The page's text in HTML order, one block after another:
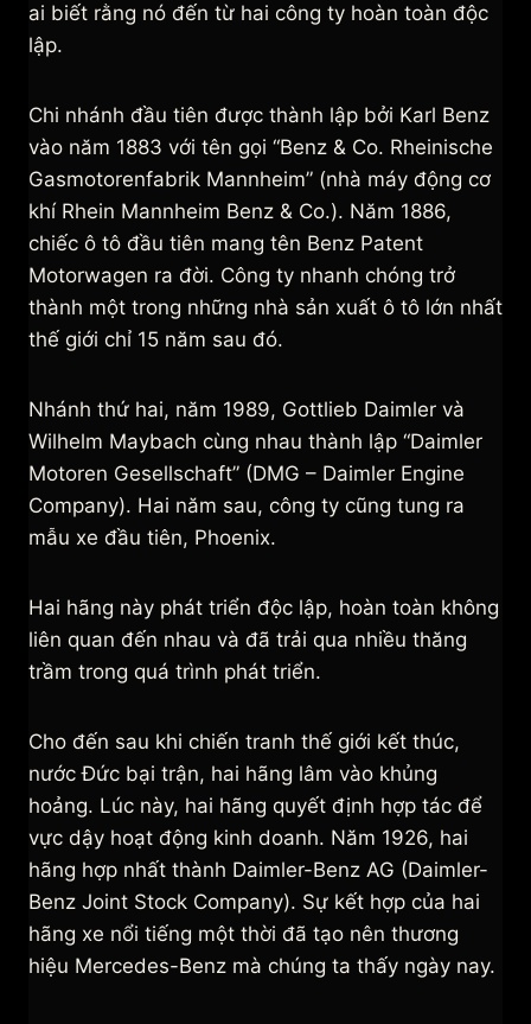
ai biết rằng nó đến từ hai công ty hoàn toàn độc
lập.
Chi nhánh đầu tiên được thành lập bởi Karl Benz
vào năm 1883 với tên gọi “Benz & Co. Rheinische
Gasmotorenfabrik Mannheim” (nhà máy động cơ
khí Rhein Mannheim Benz & Co.). Năm 1886,
chiếc ô tô đầu tiên mang tên Benz Patent
Motorwagen ra đời. Công ty nhanh chóng trở
thành một trong những nhà sản xuất ô tô lớn nhất
thế giới chỉ 15 năm sau đó.
Nhánh thứ hai, năm 1989, Gottlieb Daimler và
Wilhelm Maybach cùng nhau thành lập “Daimler
Motoren Gesellschaft” (DMG – Daimler Engine
Company). Hai năm sau, công ty cũng tung ra
mẫu xe đầu tiên, Phoenix.
Hai hãng này phát triển độc lập, hoàn toàn không
liên quan đến nhau và đã trải qua nhiều thăng
trầm trong quá trình phát triển.
Cho đến sau khi chiến tranh thế giới kết thúc,
nước Đức bại trận, hai hãng lâm vào khủng
hoảng. Lúc này, hai hãng quyết định hợp tác để
vực dậy hoạt động kinh doanh. Năm 1926, hai
hãng hợp nhất thành Daimler-Benz AG (Daimler-
Benz Joint Stock Company). Sự kết hợp của hai
hãng xe nổi tiếng một thời đã tạo nên thương
hiệu Mercedes-Benz mà chúng ta thấy ngày nay.